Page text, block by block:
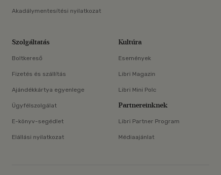
Akadálymentesítési nyilatkozat
Szolgáltatás
Boltkereső
Fizetés és szállítás
Ajándékkártya egyenlege
Ügyfélszolgálat
E-könyv-segédlet
Elállási nyilatkozat
Kultúra
Események
Libri Magazin
Libri Mini Polc
Partnereinknek
Libri Partner Program
Médiaajánlat